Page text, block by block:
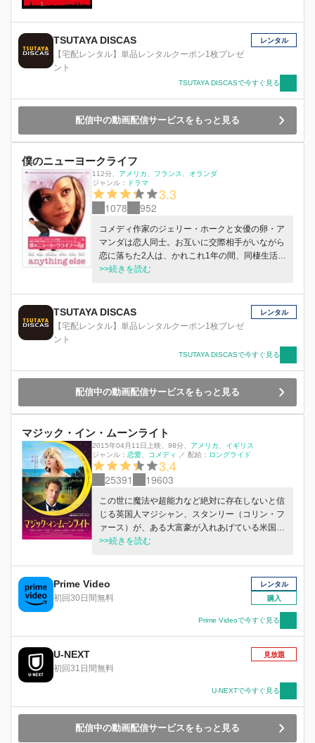
TSUTAYA DISCAS
【宅配レンタル】単品レンタルクーポン1枚プレゼ
ント
レンタル
TSUTAYA DISCASで今すぐ見る
配信中の動画配信サービスをもっと見る
僕のニューヨークライフ
112分 アメリカ フランス
オランダ
ジャンル：
ドラマ
3.3
1078 952
コメディ作家のジェリー・ホークと女優の卵・ア
マンダは恋人同士。お互いに交際相手がいながら
恋に落ちた2人は、かれこれ1年の間、同棲生活を
送っていた。ジェリーの彼女に対する気持ちは出
ない感じがして…。
>>続きを読む
TSUTAYA DISCAS
【宅配レンタル】単品レンタルクーポン1枚プレゼ
ント
レンタル
TSUTAYA DISCASで今すぐ見る
配信中の動画配信サービスをもっと見る
マジック・イン・ムーンライト
2015年04月11日上映 98分 アメリカ
イギリス
ジャンル： 恋愛 コメディ ／ 配給： ロングライド
3.4
25391 19603
この世に魔法や超能力など絶対に存在しないと信
じる英国人マジシャン、スタンリー（コリン・フ
ァース）が、ある大富豪が入れあげている米国人
占い師の真偽のほどを見抜いてほしいと友人に頼
の豪邸に乗り込むスタンリーだったが、その占い
師ソフィー（エマ・ストーン）が連発する驚くべ
き透視能力に圧倒され、人生観を根底からひっく
り返される。しかも容姿も性格も抜群にチャーミ
ングな彼女に、不覚にも魅了されてしまい……。
>>続きを読む
Prime Video
初回30日間無料
レンタル
購入
Prime Videoで今すぐ見る
U-NEXT
初回31日間無料
見放題
U-NEXTで今すぐ見る
配信中の動画配信サービスをもっと見る